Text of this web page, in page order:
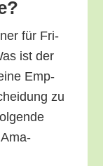
für Fri­
ist der
Emp­
zu
Ama­